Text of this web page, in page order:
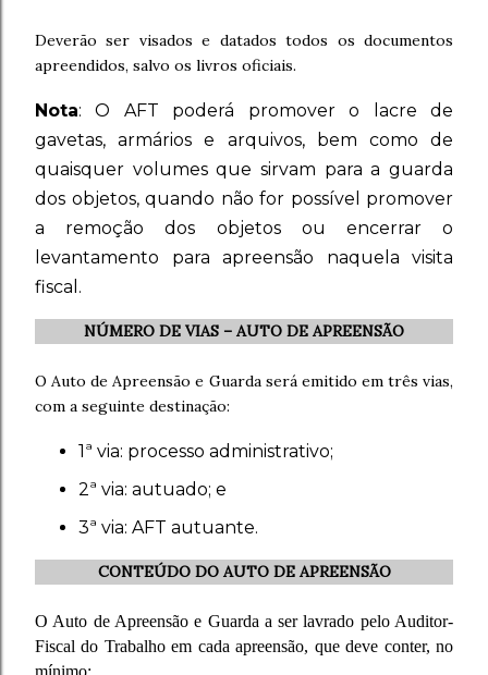
Deverão ser visados e datados todos os documentos
apreendidos, salvo os livros oficiais.
Nota: O AFT poderá promover o lacre de
gavetas, armários e arquivos, bem como de
quaisquer volumes que sirvam para a guarda
dos objetos, quando não for possível promover
a remoção dos objetos ou encerrar o
levantamento para apreensão naquela visita
fiscal.
NÚMERO DE VIAS – AUTO DE APREENSÃO
O Auto de Apreensão e Guarda será emitido em três vias,
com a seguinte destinação:
1ª via: processo administrativo;
2ª via: autuado; e
3ª via: AFT autuante.
CONTEÚDO DO AUTO DE APREENSÃO
O Auto de Apreensão e Guarda a ser lavrado pelo Auditor-
Fiscal do Trabalho em cada apreensão, que deve conter, no
mínimo: